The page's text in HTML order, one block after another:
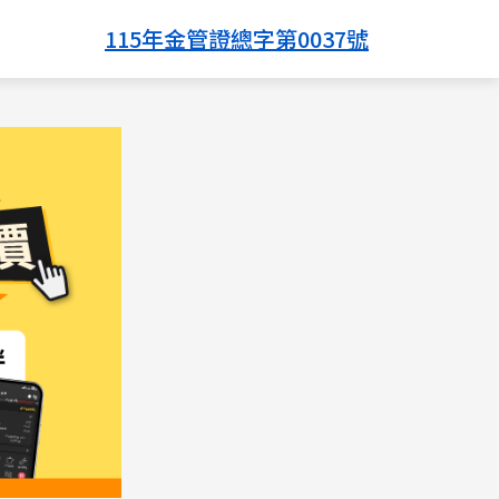
115年金管證總字第0037號